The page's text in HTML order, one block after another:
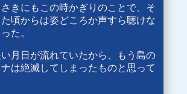
きにもこの時かぎりのことで、そ
頃からは姿どころか声すら聴けな
た。
月日が流れていたから、もう島の
は絶滅してしまったものと思って